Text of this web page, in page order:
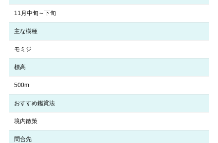
11月中旬～下旬
主な樹種
モミジ
標高
500m
おすすめ鑑賞法
境内散策
問合先